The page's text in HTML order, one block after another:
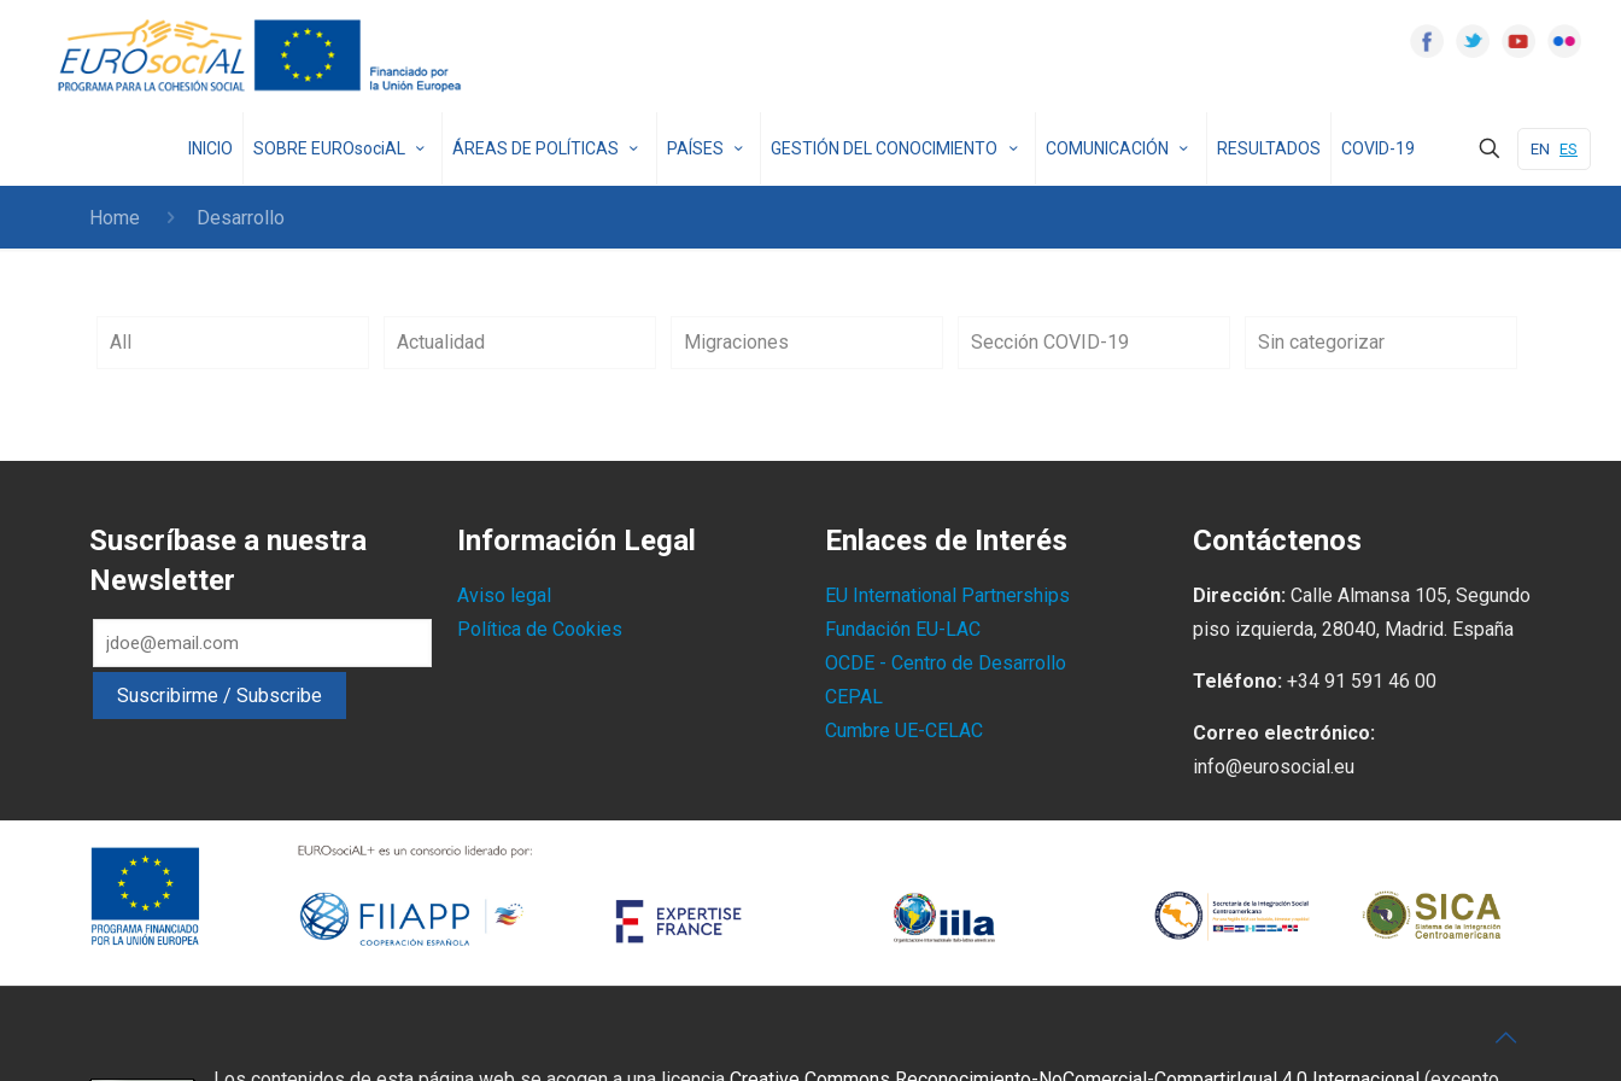
INICIO SOBRE EUROsociAL ÁREAS DE POLÍTICAS PAÍSES GESTIÓN DEL CONOCIMIENTO COMUNICACIÓN RESULTADOS COVID-19 EN ES
Home Desarrollo
All Actualidad Migraciones Sección COVID-19 Sin categorizar
Suscríbase a nuestra
Newsletter
Información Legal
Aviso legal
Política de Cookies
Enlaces de Interés
EU International Partnerships
Fundación EU-LAC
OCDE - Centro de Desarrollo
CEPAL
Cumbre UE-CELAC
Contáctenos
Dirección: Calle Almansa 105, Segundo
piso izquierda, 28040, Madrid. España
Teléfono: +34 91 591 46 00
Correo electrónico:
info@eurosocial.eu